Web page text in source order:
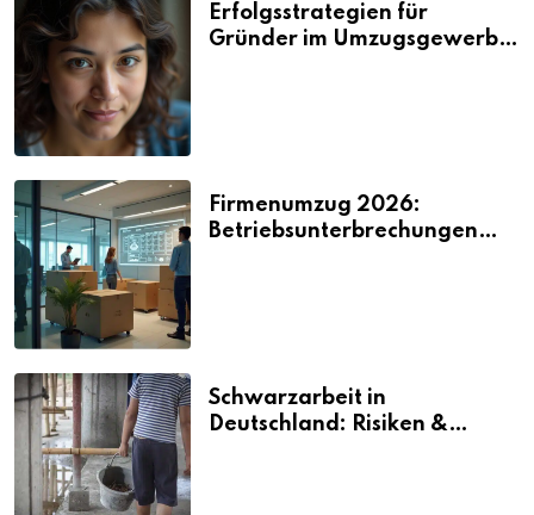
Erfolgsstrategien für
Gründer im Umzugsgewerbe
Firmenumzug 2026:
Betriebsunterbrechungen
Schwarzarbeit in
Deutschland: Risiken &